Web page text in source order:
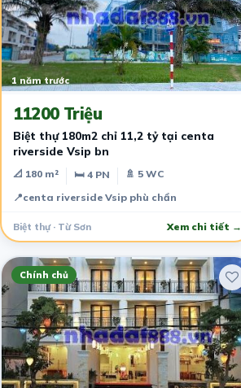
1 năm trước
11200 Triệu
Biệt thự 180m2 chỉ 11,2 tỷ tại centa
riverside Vsip bn
📐 180 m² 🛏 4 PN
🚿 5 WC
📍centa riverside Vsip phù chẩn
Biệt thự · Từ Sơn Xem chi tiết →
Chính chủ